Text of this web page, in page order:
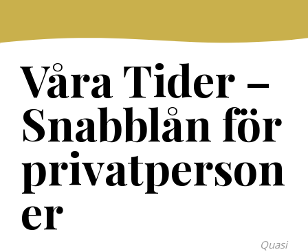
content
Våra Tider –
Snabblån för
privatperson
er
Quasi